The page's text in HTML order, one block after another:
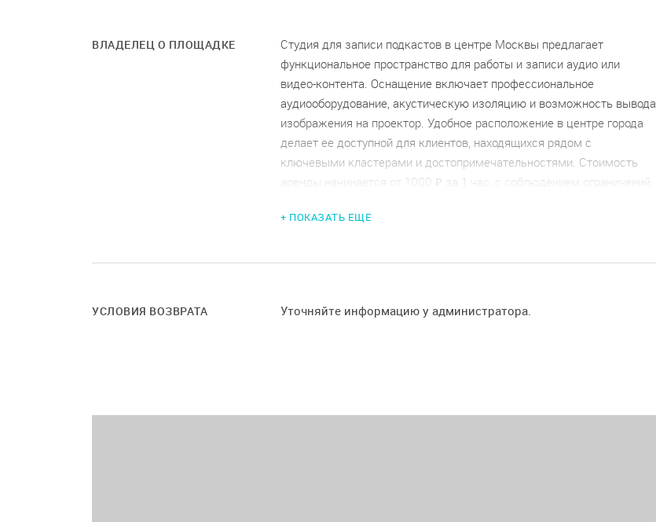
ВЛАДЕЛЕЦ О ПЛОЩАДКЕ
Студия для записи подкастов в центре Москвы предлагает
функциональное пространство для работы и записи аудио или
видео-контента. Оснащение включает профессиональное
аудиооборудование, акустическую изоляцию и возможность вывода
изображения на проектор. Удобное расположение в центре города
делает ее доступной для клиентов, находящихся рядом с
ключевыми кластерами и достопримечательностями. Стоимость
аренды начинается от 1000 ₽ за 1 час, с соблюдением ограничений
условия возврата и отмены бронирования, а также правила
+ ПОКАЗАТЬ ЕЩЕ
УСЛОВИЯ ВОЗВРАТА Уточняйте информацию у администратора.